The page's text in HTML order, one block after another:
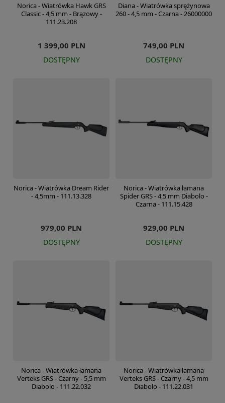
Norica - Wiatrówka Hawk GRS
Classic - 4,5 mm - Brązowy -
111.23.208
1 399,00 PLN
DOSTĘPNY
Diana - Wiatrówka sprężynowa
260 - 4,5 mm - Czarna - 26000000
749,00 PLN
DOSTĘPNY
Norica - Wiatrówka Dream Rider
- 4,5mm - 111.13.328
979,00 PLN
DOSTĘPNY
Norica - Wiatrówka łamana
Spider GRS - 4,5 mm Diabolo -
Czarna - 111.15.428
929,00 PLN
DOSTĘPNY
Norica - Wiatrówka łamana
Verteks GRS - Czarny - 5,5 mm
Diabolo - 111.22.032
Norica - Wiatrówka łamana
Verteks GRS - Czarny - 4,5 mm
Diabolo - 111.22.031